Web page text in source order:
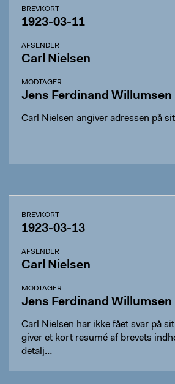
BREVKORT
1923-03-11
AFSENDER
Carl Nielsen
MODTAGER
Jens Ferdinand Willumsen
Carl Nielsen angiver adressen på
BREVKORT
1923-03-13
AFSENDER
Carl Nielsen
MODTAGER
Jens Ferdinand Willumsen
Carl Nielsen har ikke fået svar på
giver et kort resumé af brevets
detalj…